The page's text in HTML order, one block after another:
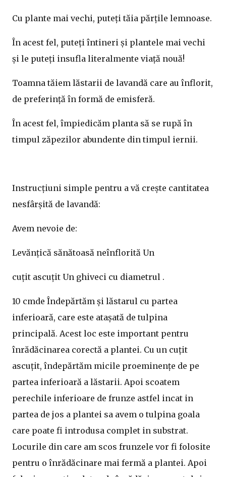
Cu plante mai vechi, puteți tăia părțile lemnoase.
În acest fel, puteți întineri și plantele mai vechi
și le puteți insufla literalmente viață nouă!
Toamna tăiem lăstarii de lavandă care au înflorit,
de preferință în formă de emisferă.
În acest fel, împiedicăm planta să se rupă în
timpul zăpezilor abundente din timpul iernii.
Instrucțiuni simple pentru a vă crește cantitatea
nesfârșită de lavandă:
Avem nevoie de:
Levănțică sănătoasă neînflorită Un
cuțit ascuțit Un ghiveci cu diametrul .
10 cmde Îndepărtăm și lăstarul cu partea
inferioară, care este atașată de tulpina
principală. Acest loc este important pentru
înrădăcinarea corectă a plantei. Cu un cuțit
ascuțit, îndepărtăm micile proeminențe de pe
partea inferioară a lăstarii. Apoi scoatem
perechile inferioare de frunze astfel incat in
partea de jos a plantei sa avem o tulpina goala
care poate fi introdusa complet in substrat.
Locurile din care am scos frunzele vor fi folosite
pentru o înrădăcinare mai fermă a plantei. Apoi